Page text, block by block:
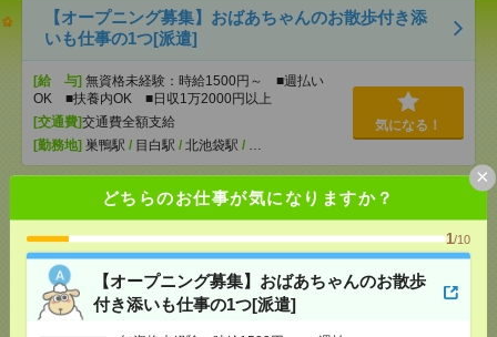
どちらのお仕事が気になりますか？
1/10
【オープニング募集】おばあちゃんのお散歩
付き添いも仕事の1つ[派遣]
×
【オープニング募集】おばあちゃんのお散歩付き添
いも仕事の1つ[派遣]
[給 与] 無資格未経験：時給1500円～ ■週払い
OK ■扶養内OK ■日収1万2000円以上
[交通費]交通費全額支給
[勤務地] 巣鴨駅 / 目白駅 / 北池袋駅 / …
気になる！
【在宅勤務OK】時給3000円！10～16時＊残業ほぼな
し▼新日本橋で一般事務[派遣]
[給 与]
実働5h×週5日×4週 ※月収例を保証するものではあ
りません。※給与即受取りサービス利用可（利用条
件有）